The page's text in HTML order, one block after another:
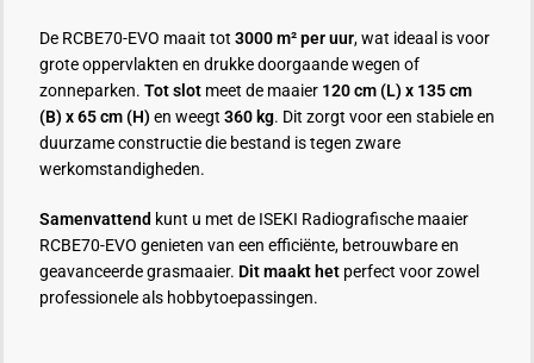
De RCBE70-EVO maait tot 3000 m² per uur, wat ideaal is voor
grote oppervlakten en drukke doorgaande wegen of
zonneparken. Tot slot meet de maaier 120 cm (L) x 135 cm
(B) x 65 cm (H) en weegt 360 kg. Dit zorgt voor een stabiele en
duurzame constructie die bestand is tegen zware
werkomstandigheden.
Samenvattend kunt u met de ISEKI Radiografische maaier
RCBE70-EVO genieten van een efficiënte, betrouwbare en
geavanceerde grasmaaier. Dit maakt het perfect voor zowel
professionele als hobbytoepassingen.